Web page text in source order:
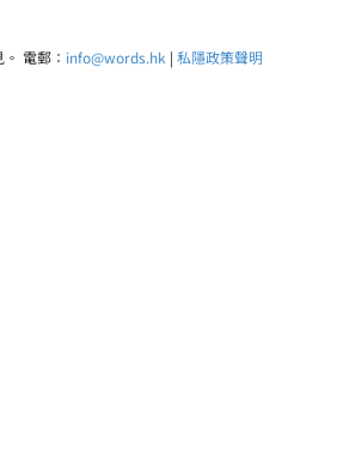
電郵： info@words.hk | 私隱政策聲明